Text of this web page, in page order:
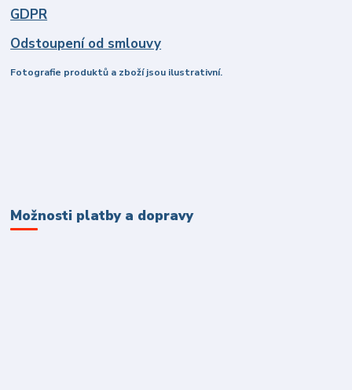
GDPR
Odstoupení od smlouvy
Fotografie produktů a zboží jsou ilustrativní.
Možnosti platby a dopravy